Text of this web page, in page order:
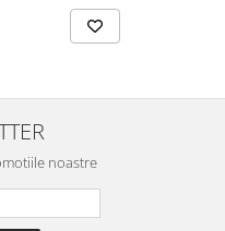
noastre